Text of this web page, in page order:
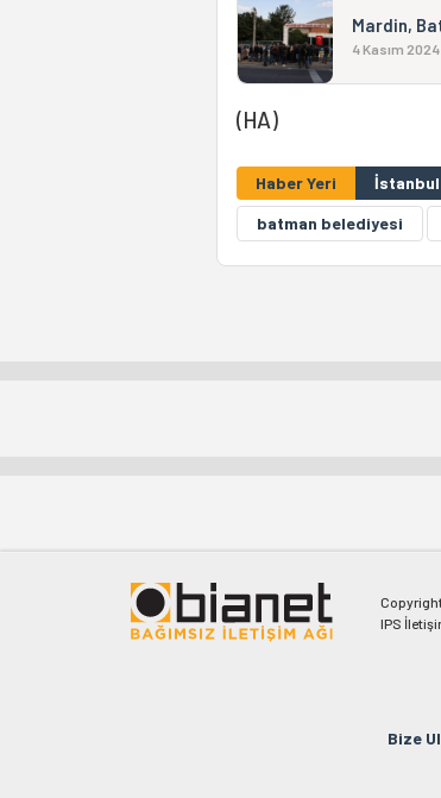
Mardin,
4 Kasım 2024
(HA)
Haber Yeri İstanbul
batman belediyesi
IPS
Bize